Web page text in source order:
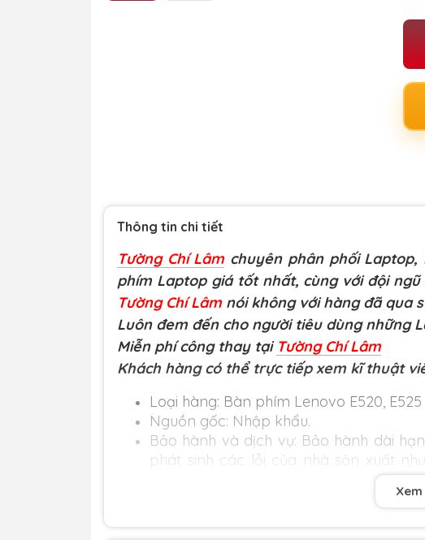
Thông tin chi tiết
Tường Chí Lâm chuyên phân phối
phím Laptop giá tốt nhất, cùng với đội
Tường Chí Lâm nói không với hàng đã qua
Luôn đem đến cho người tiêu dùng những
Miễn phí công thay tại Tường Chí Lâm
Khách hàng có thể trực tiếp xem kĩ thuật
Loại hàng: Bàn phím Lenovo E520, E525
Nguồn gốc: Nhập khẩu.
Bảo hành và dịch vụ: Bảo hành dài
phát sinh các lỗi của nhà sản xuất
Khuyến mãi: Hỗ trợ phí ship cho đơn